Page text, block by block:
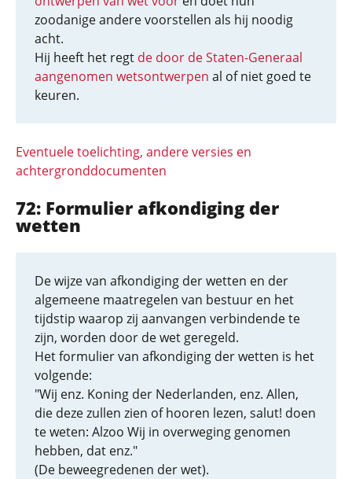
zoodanige andere voorstellen als hij noodig
acht.
Hij heeft het regt de door de Staten-Generaal
aangenomen wetsontwerpen al of niet goed te
keuren.
Eventuele toelichting, andere versies en
achtergronddocumenten
72: Formulier afkondiging der
wetten
De wijze van afkondiging der wetten en der
algemeene maatregelen van bestuur en het
tijdstip waarop zij aanvangen verbindende te
zijn, worden door de wet geregeld.
Het formulier van afkondiging der wetten is het
volgende:
"Wij enz. Koning der Nederlanden, enz. Allen,
die deze zullen zien of hooren lezen, salut! doen
te weten: Alzoo Wij in overweging genomen
hebben, dat enz."
(De beweegredenen der wet).